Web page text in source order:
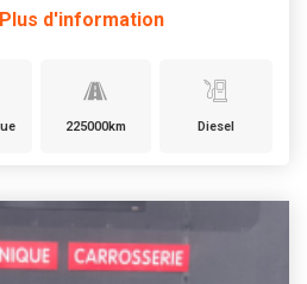
Plus d'information
225000km Diesel